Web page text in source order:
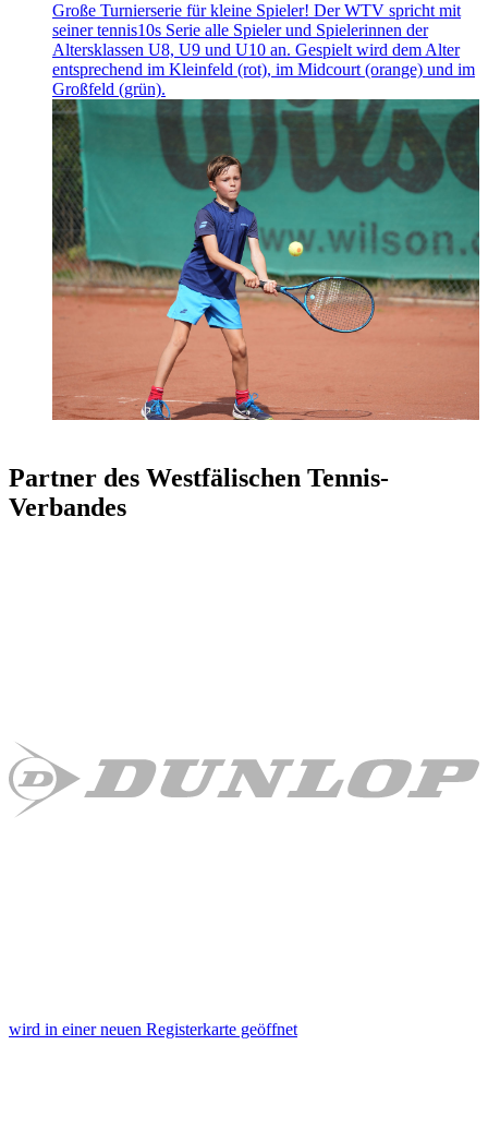
Große Turnierserie für kleine Spieler! Der WTV spricht mit
seiner tennis10s Serie alle Spieler und Spielerinnen der
Altersklassen U8, U9 und U10 an. Gespielt wird dem Alter
entsprechend im Kleinfeld (rot), im Midcourt (orange) und im
Großfeld (grün).
Partner des Westfälischen Tennis-
Verbandes
wird in einer neuen Registerkarte geöffnet